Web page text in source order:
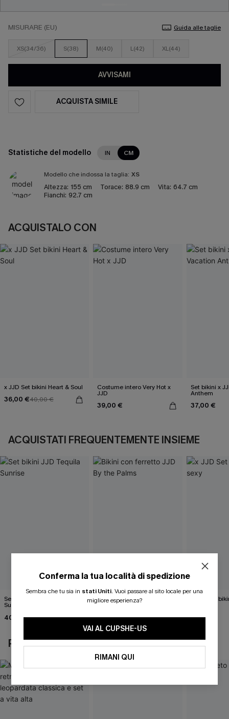
MISURARE (EU) Guida alle taglie
XS(34/36) S(38) M(40) L(42) XL(44)
AVVISAMI
ACQUISTA SIMILE
Statistiche del modello IN CM
Modello che indossa la taglia: XS
Altezza: 155 cm Torace: 88.9 cm Vita: 64.7 cm
Fianchi: 92.7 cm
ACQUISTALO CON
x JJD Set bikini Heart & Soul
36,00 €40,00 €
Costume intero Very Hot x
JJD
39,00 €
Set bikini x
Anthem
37,00 €
ACQUISTATI FREQUENTEMENTE INSIEME
Set bikini JJD Tequila
Sunrise
40,00 €
Bikini con ferretto JJD By
the Palms
33,00 €37,00 €
x JJD Set
POTREBBE INTERESSARTI ANCHE
Conferma la tua località di spedizione
Sembra che tu sia in stati Uniti. Vuoi passare al sito locale per una
migliore esperienza?
VAI AL CUPSHE-US
RIMANI QUI